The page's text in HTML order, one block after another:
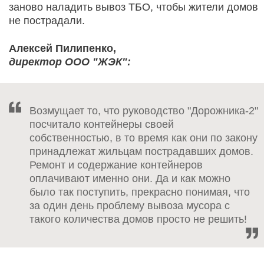
заново наладить вывоз ТБО, чтобы жители домов
не пострадали.
Алексей Пилипенко,
директор ООО "ЖЭК":
Возмущает то, что руководство "Дорожника-2"
посчитало контейнеры своей
собственностью, в то время как они по закону
принадлежат жильцам пострадавших домов.
Ремонт и содержание контейнеров
оплачивают именно они. Да и как можно
было так поступить, прекрасно понимая, что
за один день проблему вывоза мусора с
такого количества домов просто не решить!